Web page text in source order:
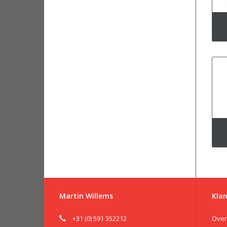
Martin Willems
+31 (0) 591 352212